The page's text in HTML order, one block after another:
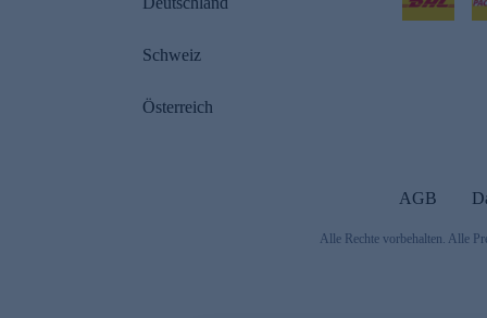
Schweiz
Österreich
AGB
Alle Rechte vorbehalten. Alle